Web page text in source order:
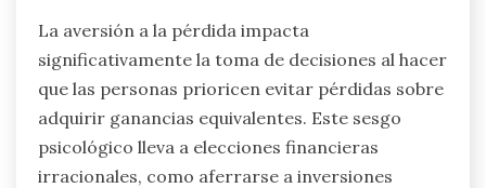
La aversión a la pérdida impacta
significativamente la toma de decisiones al hacer
que las personas prioricen evitar pérdidas sobre
adquirir ganancias equivalentes. Este sesgo
psicológico lleva a elecciones financieras
irracionales, como aferrarse a inversiones